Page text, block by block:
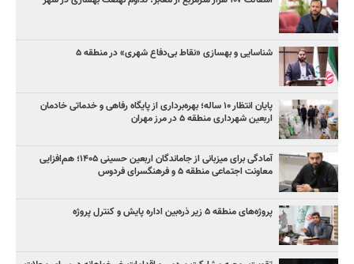
شناسایی و بهسازی «نقاط بی‌دفاع شهری» در منطقه ۵
پایان انتظار ۱۰ ساله؛ بهره‌برداری از پایگاه رفاهی و خدماتی خادمان
اربعین شهرداری منطقه ۵ در مرز مهران
آمادگی برای میزبانی از جاماندگان اربعین حسینی ۱۴۰۵؛ هم‌افزایی
معاونت اجتماعی منطقه ۵ و فرهنگسرای فردوس
پروژه‌های منطقه ۵ زیر ذره‌بین اداره پایش و کنترل پروژه